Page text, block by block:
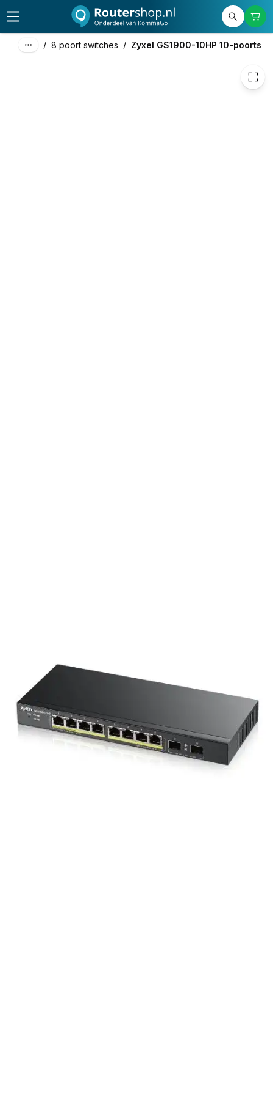
/ 8 poort switches / Zyxel GS1900-10HP 10-poorts
excl. btw
incl. btw